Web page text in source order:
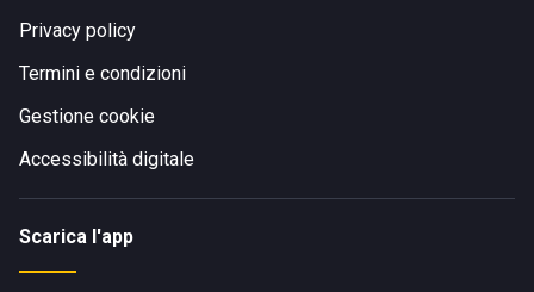
Privacy policy
Termini e condizioni
Gestione cookie
Accessibilità digitale
Scarica l'app